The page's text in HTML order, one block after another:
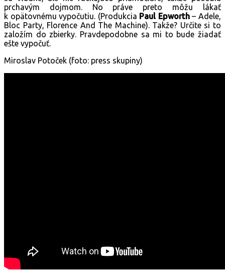
prchavým dojmom. No práve preto môžu lákať
k opätovnému vypočutiu. (Produkcia Paul Epworth– Adele,
Bloc Party, Florence And The Machine). Takže? Určite si to
založím do zbierky. Pravdepodobne sa mi to bude žiadať
ešte vypočuť.
Miroslav Potoček (foto: press skupiny)